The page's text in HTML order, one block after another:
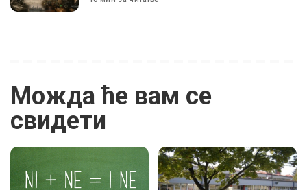
Можда ће вам се
свидети